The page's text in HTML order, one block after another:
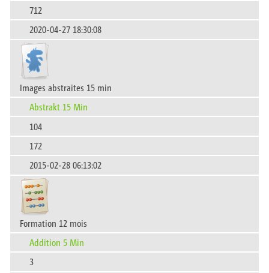
712
2020-04-27 18:30:08
Images abstraites 15 min
Abstrakt 15 Min
104
172
2015-02-28 06:13:02
Formation 12 mois
Addition 5 Min
3